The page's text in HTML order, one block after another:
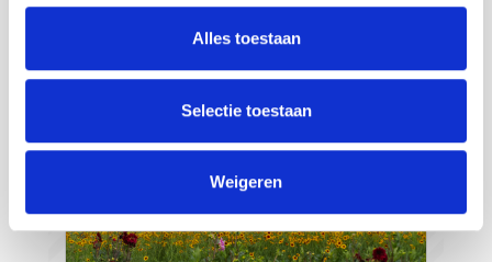
Alles toestaan
Selectie toestaan
Weigeren